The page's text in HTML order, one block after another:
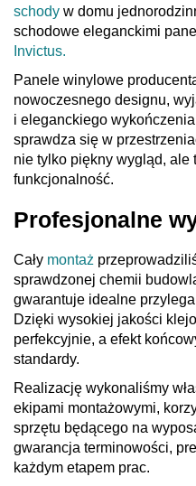
schody w domu
schodowe eleganckimi
Invictus.
Panele winylowe
nowoczesnego designu,
i eleganckiego
sprawdza się w
nie tylko piękny wygląd, ale
funkcjonalność.
Profesjonalne
Cały montaż
sprawdzonej chemii
gwarantuje idealne
Dzięki wysokiej jakości
perfekcyjnie, a efekt
standardy.
Realizację wykonaliśmy
ekipami montażowymi,
sprzętu będącego na
gwarancja terminowości,
każdym etapem prac.